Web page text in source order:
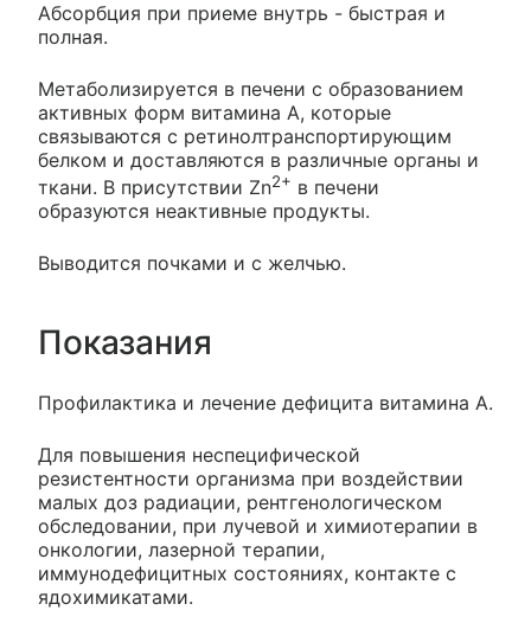
Абсорбция при приеме внутрь - быстрая и
полная.
Метаболизируется в печени с образованием
активных форм витамина А, которые
связываются с ретинолтранспортирующим
белком и доставляются в различные органы и
ткани. В присутствии Zn2+ в печени
образуются неактивные продукты.
Выводится почками и с желчью.
Показания
Профилактика и лечение дефицита витамина А.
Для повышения неспецифической
резистентности организма при воздействии
малых доз радиации, рентгенологическом
обследовании, при лучевой и химиотерапии в
онкологии, лазерной терапии,
иммунодефицитных состояниях, контакте с
ядохимикатами.